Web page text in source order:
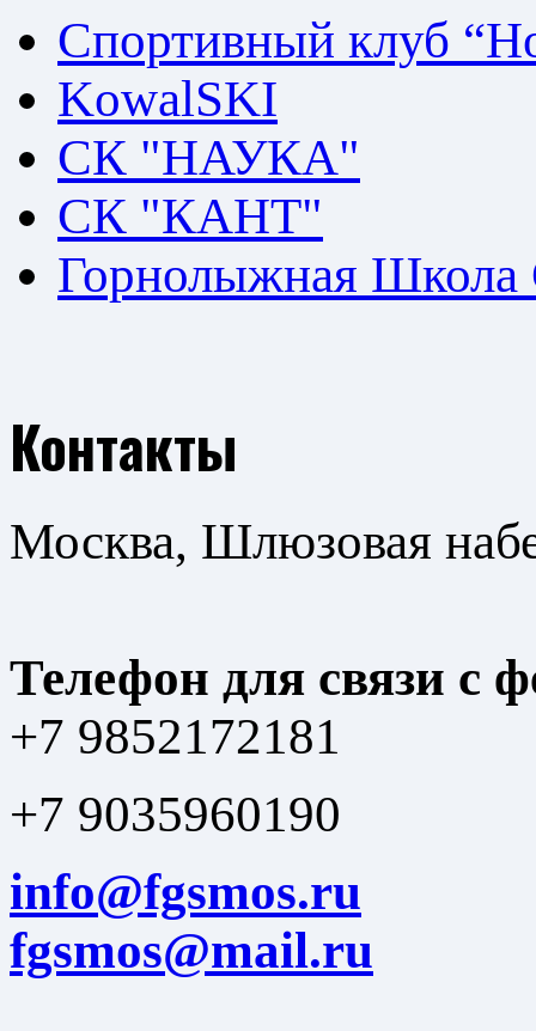
Спортивный клуб
KowalSKI
СК "НАУКА"
СК "КАНТ"
Горнолыжная Школа
Контакты
Москва, Шлюзовая
Телефон для связи с
+7 9852172181
+7 9035960190
info@fgsmos.ru
fgsmos@mail.ru